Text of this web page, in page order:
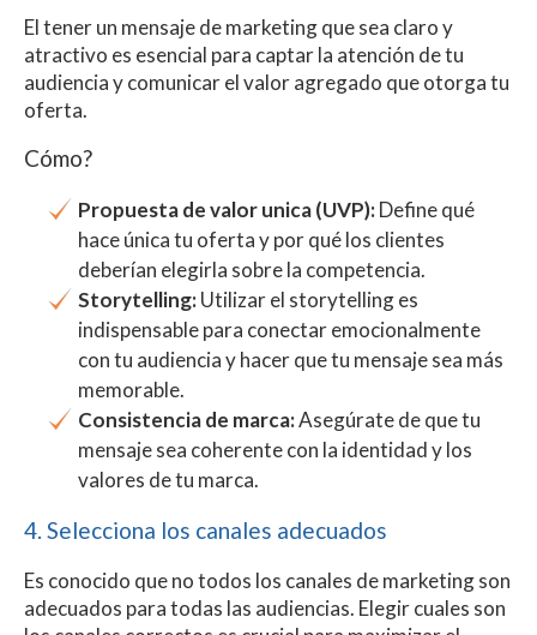
El tener un mensaje de marketing que sea claro y
atractivo es esencial para captar la atención de tu
audiencia y comunicar el valor agregado que otorga tu
oferta.
Cómo?
Propuesta de valor unica (UVP):Define qué
hace única tu oferta y por qué los clientes
deberían elegirla sobre la competencia.
Storytelling:Utilizar el storytelling es
indispensable para conectar emocionalmente
con tu audiencia y hacer que tu mensaje sea más
memorable.
Consistencia de marca:Asegúrate de que tu
mensaje sea coherente con la identidad y los
valores de tu marca.
4. Selecciona los canales adecuados
Es conocido que no todos los canales de marketing son
adecuados para todas las audiencias. Elegir cuales son